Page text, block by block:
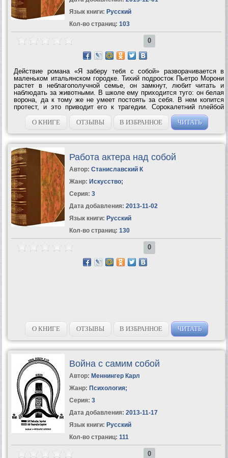
Язык книги: Русский
Кол-во страниц: 103
0
Действие романа «Я заберу тебя с собой» разворачивается в
маленьком итальянском городке. Тихий подросток Пьетро Морони
растет в неблагополучной семье, он замкнут, любит читать и
наблюдать за животными. В школе ему приходится туго: он белая
ворона, да к тому же не умеет постоять за себя. В нем копится
протест, и это приводит его к трагедии. Сорокалетний плейбой
Грациано, вернувшийся в родные места после долгих странствий,
привлекает к...
О КНИГЕ ОТЗЫВЫ В ИЗБРАННОЕ ЧИТАТЬ
Работа актера над собой
Автор: Станиславский К
Жанр: Искусство;
Серия: 3
Дата добавления: 2013-11-02
Язык книги: Русский
Кол-во страниц: 130
0
О КНИГЕ ОТЗЫВЫ В ИЗБРАННОЕ ЧИТАТЬ
Война с самим собой
Автор: Меннингер Карл
Жанр: Психология;
Серия: 3
Дата добавления: 2013-11-17
Язык книги: Русский
Кол-во страниц: 111
0